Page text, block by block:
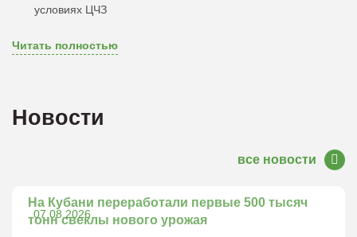
условиях ЦЧЗ
Читать полностью
Новости
все новости
07.08.2026
На Кубани переработали первые 500 тысяч
тонн свеклы нового урожая